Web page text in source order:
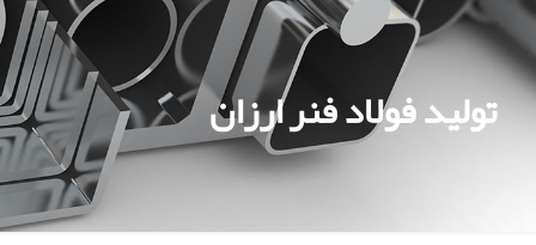
تولید فولاد فنر ارزان